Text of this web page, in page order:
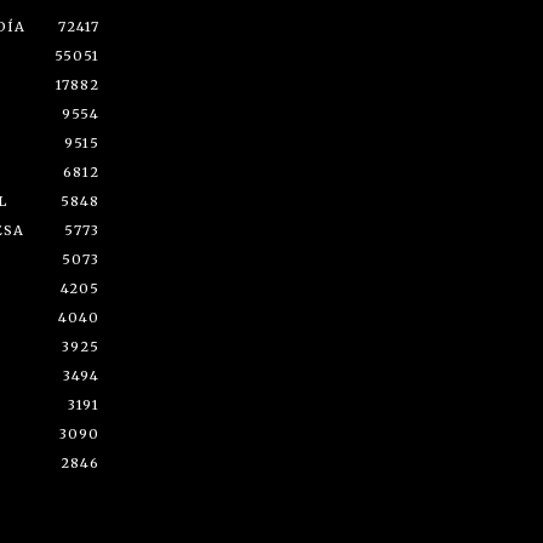
72417
55051
17882
9554
9515
6812
5848
5773
5073
4205
4040
3925
3494
3191
3090
2846